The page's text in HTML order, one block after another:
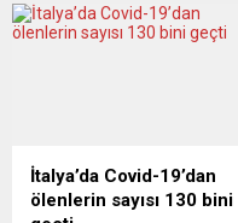
sevkiyatının devam
edeceğini duyurarak birlik
buluşmasından beri Weimar
Üçgeni olarak bilinen bu üçlü
formatı umutla karşılıyor. RFI
İtalya’da Covid-19’dan
ölenlerin sayısı 130 bini